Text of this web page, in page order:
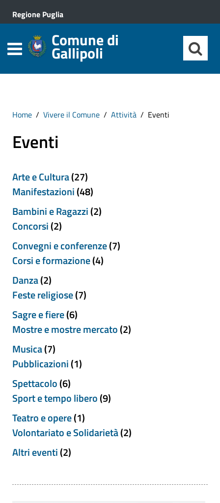
Regione Puglia
Comune di
Gallipoli
Home Vivere il Comune Attività Eventi
Eventi
Arte e Cultura(27)
Manifestazioni(48)
Bambini e Ragazzi(2)
Concorsi(2)
Convegni e conferenze(7)
Corsi e formazione(4)
Danza(2)
Feste religiose(7)
Sagre e fiere(6)
Mostre e mostre mercato(2)
Musica(7)
Pubblicazioni(1)
Spettacolo(6)
Sport e tempo libero(9)
Teatro e opere(1)
Volontariato e Solidarietà(2)
Altri eventi(2)